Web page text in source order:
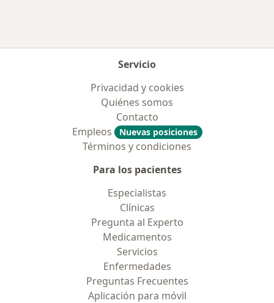
Servicio
Privacidad y cookies
Quiénes somos
Contacto
Empleos
Nuevas posiciones
Términos y condiciones
Para los pacientes
Especialistas
Clínicas
Pregunta al Experto
Medicamentos
Servicios
Enfermedades
Preguntas Frecuentes
Aplicación para móvil